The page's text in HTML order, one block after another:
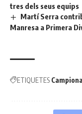
tres dels seus equips
Martí Serra
Manresa a Primera
ETIQUETES